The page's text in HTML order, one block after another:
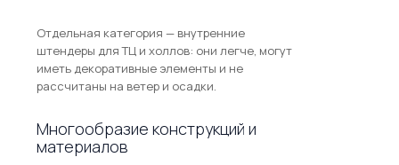
Отдельная категория — внутренние
штендеры для ТЦ и холлов: они легче, могут
иметь декоративные элементы и не
рассчитаны на ветер и осадки.
Многообразие конструкций и
материалов